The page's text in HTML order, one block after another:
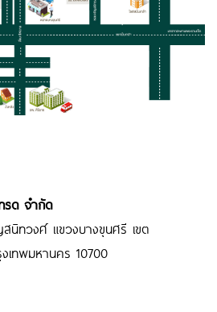
รด จำกัด
นิทวงศ์ แขวงบางขุนศรี เขต
เทพมหานคร 10700